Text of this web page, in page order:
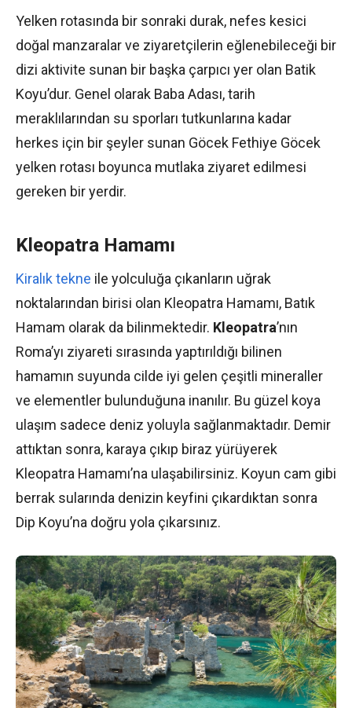
Yelken rotasında bir sonraki durak, nefes kesici
doğal manzaralar ve ziyaretçilerin eğlenebileceği bir
dizi aktivite sunan bir başka çarpıcı yer olan Batik
Koyu’dur. Genel olarak Baba Adası, tarih
meraklılarından su sporları tutkunlarına kadar
herkes için bir şeyler sunan Göcek Fethiye Göcek
yelken rotası boyunca mutlaka ziyaret edilmesi
gereken bir yerdir.
Kleopatra Hamamı
Kiralık tekne ile yolculuğa çıkanların uğrak
noktalarından birisi olan Kleopatra Hamamı, Batık
Hamam olarak da bilinmektedir. Kleopatra’nın
Roma’yı ziyareti sırasında yaptırıldığı bilinen
hamamın suyunda cilde iyi gelen çeşitli mineraller
ve elementler bulunduğuna inanılır. Bu güzel koya
ulaşım sadece deniz yoluyla sağlanmaktadır. Demir
attıktan sonra, karaya çıkıp biraz yürüyerek
Kleopatra Hamamı’na ulaşabilirsiniz. Koyun cam gibi
berrak sularında denizin keyfini çıkardıktan sonra
Dip Koyu’na doğru yola çıkarsınız.